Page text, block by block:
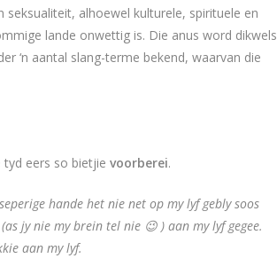
seksualiteit, alhoewel kulturele, spirituele en
lande onwettig is. Die anus word dikwels
‘n aantal slang-terme bekend, waarvan die
eers so bietjie voorberei.
hande het nie net op my lyf gebly soos
jy nie my brein tel nie 😉 ) aan my lyf gegee.
aan my lyf.